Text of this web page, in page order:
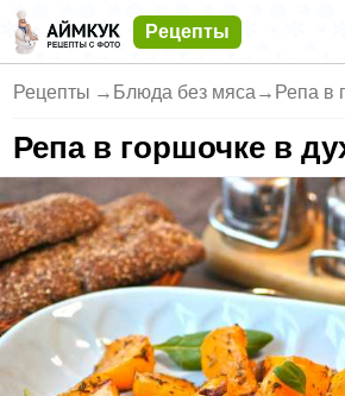
Рецепты
Рецепты → Блюда без мяса → Репа в
Репа в горшочке в